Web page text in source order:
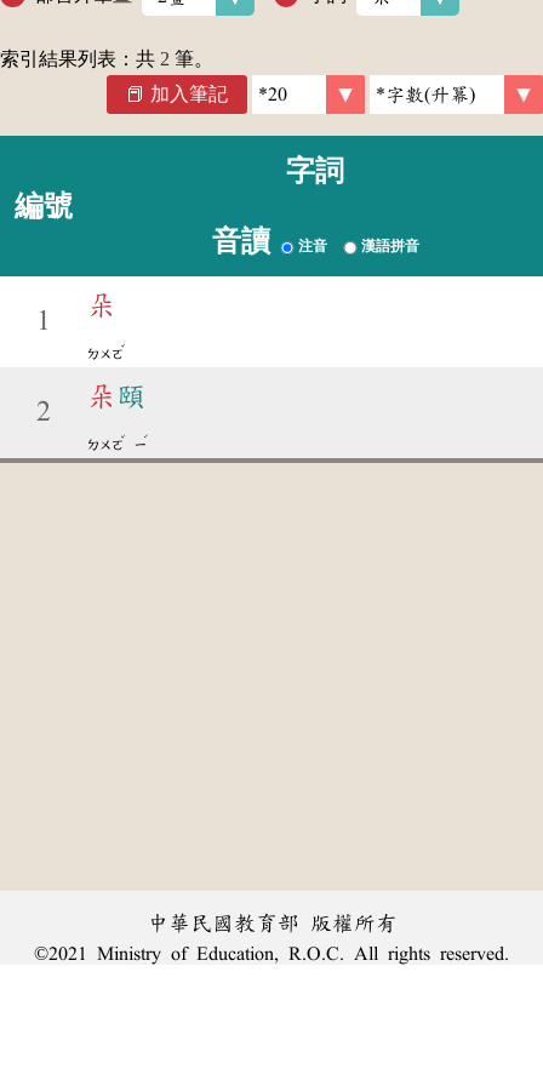
索引結果列表：共 2 筆。
加入筆記
編號
字詞
音讀 注音 漢語拼音
1
朵
ㄉㄨㄛ
ˇ
2
朵 頤
ㄉㄨㄛ
ˇ
ㄧ
ˊ
中華民國教育部 版權所有
©2021 Ministry of Education, R.O.C. All rights reserved.